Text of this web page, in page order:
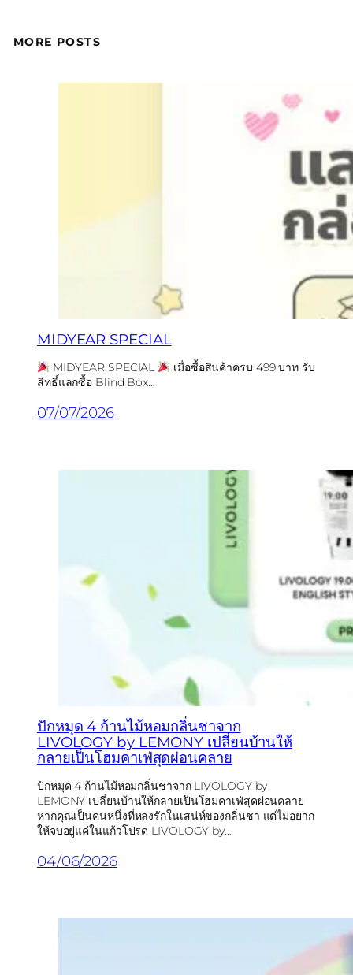
MORE POSTS
MIDYEAR SPECIAL
MIDYEAR SPECIAL
เมื่อซื้อสินค้าครบ 499 บาท รับ
สิทธิ์แลกซื้อ Blind Box…
07/07/2026
ปักหมุด 4 ก้านไม้หอมกลิ่นชาจาก
LIVOLOGY by LEMONY เปลี่ยนบ้านให้
กลายเป็นโฮมคาเฟ่สุดผ่อนคลาย
ปักหมุด 4 ก้านไม้หอมกลิ่นชาจาก LIVOLOGY by
LEMONY เปลี่ยนบ้านให้กลายเป็นโฮมคาเฟ่สุดผ่อนคลาย
หากคุณเป็นคนหนึ่งที่หลงรักในเสน่ห์ของกลิ่นชา แต่ไม่อยาก
ให้จบอยู่แค่ในแก้วโปรด LIVOLOGY by…
04/06/2026